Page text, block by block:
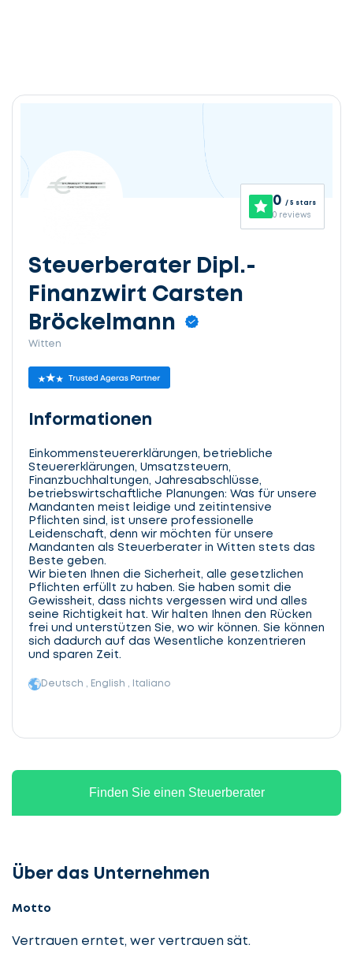
0 / 5 stars
0 reviews
Steuerberater Dipl.-
Finanzwirt Carsten
Bröckelmann
Witten
Informationen
Einkommensteuererklärungen, betriebliche
Steuererklärungen, Umsatzsteuern,
Finanzbuchhaltungen, Jahresabschlüsse,
betriebswirtschaftliche Planungen: Was für unsere
Mandanten meist leidige und zeitintensive
Pflichten sind, ist unsere professionelle
Leidenschaft, denn wir möchten für unsere
Mandanten als Steuerberater in Witten stets das
Beste geben.
Wir bieten Ihnen die Sicherheit, alle gesetzlichen
Pflichten erfüllt zu haben. Sie haben somit die
Gewissheit, dass nichts vergessen wird und alles
seine Richtigkeit hat. Wir halten Ihnen den Rücken
frei und unterstützen Sie, wo wir können. Sie können
sich dadurch auf das Wesentliche konzentrieren
und sparen Zeit.
Deutsch , English , Italiano
Finden Sie einen Steuerberater
Über das Unternehmen
Motto
Vertrauen erntet, wer vertrauen sät.